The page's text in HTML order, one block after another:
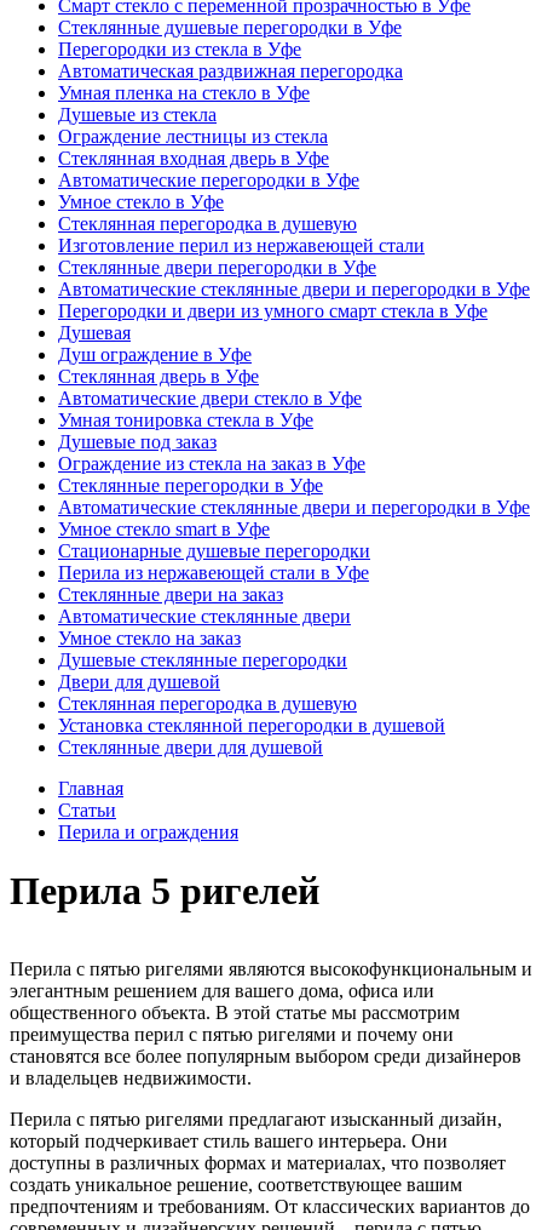
Смарт стекло с переменной прозрачностью в Уфе
Стеклянные душевые перегородки в Уфе
Перегородки из стекла в Уфе
Автоматическая раздвижная перегородка
Умная пленка на стекло в Уфе
Душевые из стекла
Ограждение лестницы из стекла
Стеклянная входная дверь в Уфе
Автоматические перегородки в Уфе
Умное стекло в Уфе
Стеклянная перегородка в душевую
Изготовление перил из нержавеющей стали
Стеклянные двери перегородки в Уфе
Автоматические стеклянные двери и перегородки в Уфе
Перегородки и двери из умного смарт стекла в Уфе
Душевая
Душ ограждение в Уфе
Стеклянная дверь в Уфе
Автоматические двери стекло в Уфе
Умная тонировка стекла в Уфе
Душевые под заказ
Ограждение из стекла на заказ в Уфе
Стеклянные перегородки в Уфе
Автоматические стеклянные двери и перегородки в Уфе
Умное стекло smart в Уфе
Стационарные душевые перегородки
Перила из нержавеющей стали в Уфе
Стеклянные двери на заказ
Автоматические стеклянные двери
Умное стекло на заказ
Душевые стеклянные перегородки
Двери для душевой
Стеклянная перегородка в душевую
Установка стеклянной перегородки в душевой
Стеклянные двери для душевой
Главная
Статьи
Перила и ограждения
Перила 5 ригелей
Перила с пятью ригелями являются высокофункциональным и
элегантным решением для вашего дома, офиса или
общественного объекта. В этой статье мы рассмотрим
преимущества перил с пятью ригелями и почему они
становятся все более популярным выбором среди дизайнеров
и владельцев недвижимости.
Перила с пятью ригелями предлагают изысканный дизайн,
который подчеркивает стиль вашего интерьера. Они
доступны в различных формах и материалах, что позволяет
создать уникальное решение, соответствующее вашим
предпочтениям и требованиям. От классических вариантов до